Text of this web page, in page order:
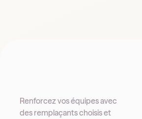
Renforcez vos équipes avec
des remplaçants choisis et